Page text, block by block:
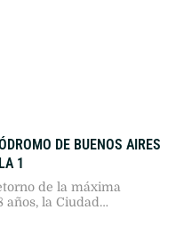
DE BUENOS AIRES
1
de la máxima
la Ciudad
para recibir a 150